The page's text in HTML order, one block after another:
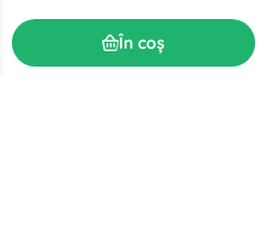
În coș